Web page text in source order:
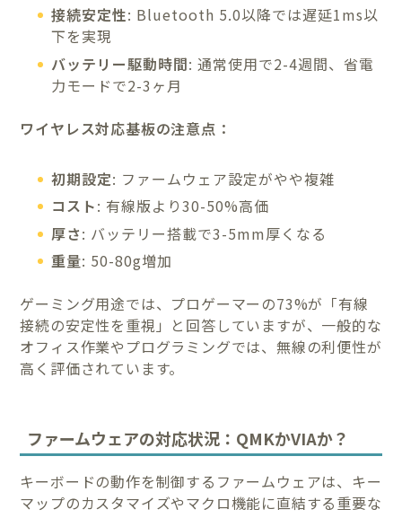
接続安定性: Bluetooth 5.0以降では遅延1ms以
下を実現
バッテリー駆動時間: 通常使用で2-4週間、省電
力モードで2-3ヶ月
ワイヤレス対応基板の注意点：
初期設定: ファームウェア設定がやや複雑
コスト: 有線版より30-50%高価
厚さ: バッテリー搭載で3-5mm厚くなる
重量: 50-80g増加
ゲーミング用途では、プロゲーマーの73%が「有線
接続の安定性を重視」と回答していますが、一般的な
オフィス作業やプログラミングでは、無線の利便性が
高く評価されています。
ファームウェアの対応状況：QMKかVIAか？
キーボードの動作を制御するファームウェアは、キー
マップのカスタマイズやマクロ機能に直結する重要な